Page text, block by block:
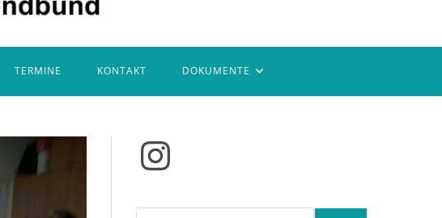
TERMINE KONTAKT DOKUMENTE
Instagram